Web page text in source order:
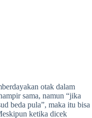
otak dalam
sama, namun “jika
beda pula”, maka itu bisa
ketika dicek